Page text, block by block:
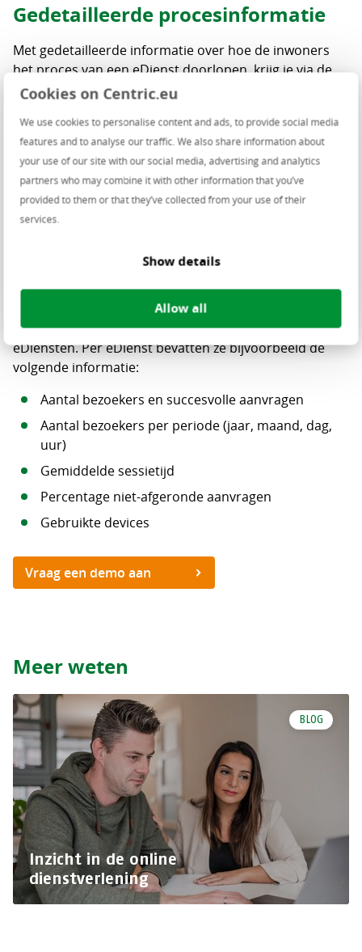
Cookies on Centric.eu
We use cookies to personalise content and ads, to provide social media
features and to analyse our traffic. We also share information about
your use of our site with our social media, advertising and analytics
partners who may combine it with other information that you’ve
provided to them or that they’ve collected from your use of their
services.
Show details
Allow all
Gedetailleerde procesinformatie
Met gedetailleerde informatie over hoe de inwoners
het proces van een eDienst doorlopen, krijg je via de
funnels van Gebruiksanalyse eDiensten. Iedere stap
precies ziet bij welke stap inwoners haperen, afhaken
of uit het proces klappen. Deze informatie geeft je de
mogelijkheid om het proces verder te optimaliseren,
waardoor meer mensen de eDienst succesvol
doorlopen. En dat zie je weer mooi terug in je
dashboards.
Algemene managementinformatie
De dashboards van Gebruiksanalyse eDiensten geven
je informatie over het algemene gebruik van de
eDiensten. Per eDienst bevatten ze bijvoorbeeld de
volgende informatie:
Aantal bezoekers en succesvolle aanvragen
Aantal bezoekers per periode (jaar, maand, dag,
uur)
Gemiddelde sessietijd
Percentage niet-afgeronde aanvragen
Gebruikte devices
Vraag een demo aan
Meer weten
BLOG
Inzicht in de online
dienstverlening